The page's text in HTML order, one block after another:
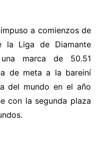
a comienzos de
la Liga de Diamante
marca de 50.51
de meta a la bareiní
del mundo en el año
con la segunda plaza